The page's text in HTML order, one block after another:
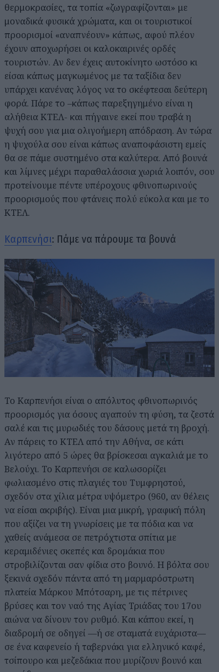
θερμοκρασίες, τα τοπία «ζωγραφίζονται» με
μοναδικά φυσικά χρώματα, και οι τουριστικοί
προορισμοί «αναπνέουν» κάπως, αφού πλέον
έχουν αποχωρήσει οι καλοκαιρινές ορδές
τουριστών. Αν δεν έχεις αυτοκίνητο ωστόσο κι
είσαι κάπως μαγκωμένος με τα ταξίδια δεν
υπάρχει κανένας λόγος να το σκέφτεσαι δεύτερη
φορά. Πάρε το –κάπως παρεξηγημένο είναι η
αλήθεια ΚΤΕΛ- και πήγαινε εκεί που τραβά η
ψυχή σου για μια ολιγοήμερη απόδραση. Αν τώρα
η ψυχούλα σου είναι κάπως αναποφάσιστη εμείς
θα σε πάμε συστημένο στα καλύτερα. Από βουνά
και λίμνες μέχρι παραθαλάσσια χωριά λοιπόν, σου
προτείνουμε πέντε υπέροχους φθινοπωρινούς
προορισμούς που φτάνεις πολύ εύκολα και με το
ΚΤΕΛ.
Καρπενήσι: Πάμε να πάρουμε τα βουνά
Το Καρπενήσι είναι ο απόλυτος φθινοπωρινός
προορισμός για όσους αγαπούν τη φύση, τα ζεστά
σαλέ και τις μυρωδιές του δάσους μετά τη βροχή.
Αν πάρεις το ΚΤΕΛ από την Αθήνα, σε κάτι
λιγότερο από 5 ώρες θα βρίσκεσαι αγκαλιά με το
Βελούχι. Το Καρπενήσι σε καλωσορίζει
φωλιασμένο στις πλαγιές του Τυμφρηστού,
σχεδόν στα χίλια μέτρα υψόμετρο (960, αν θέλεις
να είσαι ακριβής). Είναι μια μικρή, γραφική πόλη
που αξίζει να τη γνωρίσεις με τα πόδια και να
χαθείς ανάμεσα σε πετρόχτιστα σπίτια με
κεραμιδένιες σκεπές και δρομάκια που
στροβιλίζονται σαν φίδια στο βουνό. Η βόλτα σου
ξεκινά σχεδόν πάντα από τη μαρμαρόστρωτη
πλατεία Μάρκου Μπότσαρη, με τις πέτρινες
βρύσες και τον ναό της Αγίας Τριάδας του 17ου
αιώνα να δίνουν τον ρυθμό. Και κάπου εκεί, η
διαδρομή σε οδηγεί —ή σε σταματά ευχάριστα—
σε ένα καφενείο ή ταβερνάκι για ελληνικό καφέ,
τσίπουρο και μεζεδάκια που μυρίζουν βουνό και